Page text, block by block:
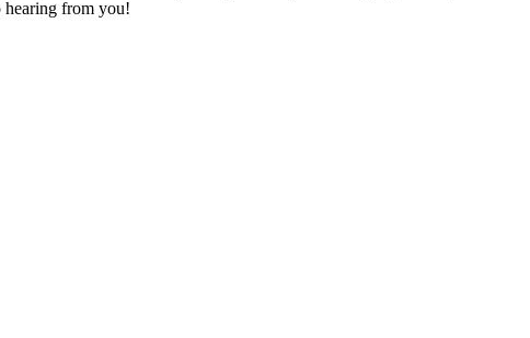
hearing from you!